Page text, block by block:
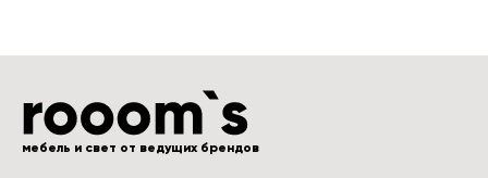
мебель и свет от ведущих брендов